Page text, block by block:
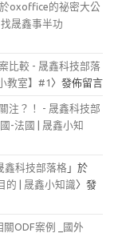
oxoffice的祕密大公
晟鑫事半功
比較 - 晟鑫科技部落
教室】#1 〉發佈留言
注？！ - 晟鑫科技部
-法國 | 晟鑫小知
鑫科技部落格 」於
的 | 晟鑫小知識〉發
ODF案例 _國外